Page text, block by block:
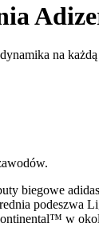
na każdą
biegowe
w